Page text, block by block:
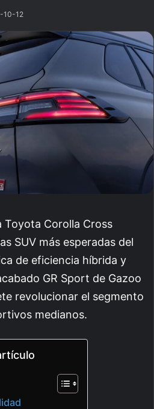
10-12
Toyota Corolla Cross
SUV más esperadas del
de eficiencia híbrida y
GR Sport de Gazoo
revolucionar el segmento
medianos.